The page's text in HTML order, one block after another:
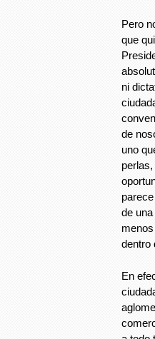
Pero
que
ni
de
uno
de
dentro
En